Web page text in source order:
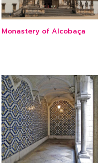
Monastery of Alcobaça